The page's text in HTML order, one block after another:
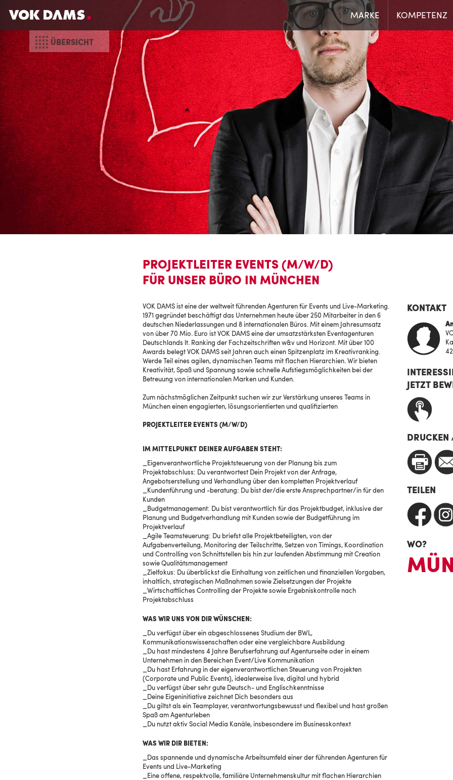
MARKE KOMPETENZ
ÜBERSICHT
PROJEKTLEITER EVENTS (M/W/D)
FÜR UNSER BÜRO IN MÜNCHEN
VOK DAMS ist eine der weltweit führenden Agenturen für Events und Live-Marketing.
1971 gegründet beschäftigt das Unternehmen heute über 250 Mitarbeiter in den 6
deutschen Niederlassungen und 8 internationalen Büros. Mit einem Jahresumsatz
von über 70 Mio. Euro ist VOK DAMS eine der umsatzstärksten Eventagenturen
Deutschlands lt. Ranking der Fachzeitschriften w&v und Horizont. Mit über 100
Awards belegt VOK DAMS seit Jahren auch einen Spitzenplatz im Kreativranking.
Werde Teil eines agilen, dynamischen Teams mit flachen Hierarchien. Wir bieten
Kreativität, Spaß und Spannung sowie schnelle Aufstiegsmöglichkeiten bei der
Betreuung von internationalen Marken und Kunden.
Zum nächstmöglichen Zeitpunkt suchen wir zur Verstärkung unseres Teams in
München einen engagierten, lösungsorientierten und qualifizierten
PROJEKTLEITER EVENTS (M/W/D)
IM MITTELPUNKT DEINER AUFGABEN STEHT:
Eigenverantwortliche Projektsteuerung von der Planung bis zum
Projektabschluss: Du verantwortest Dein Projekt von der Anfrage,
Angebotserstellung und Verhandlung über den kompletten Projektverlauf
Kundenführung und -beratung: Du bist der/die erste Ansprechpartner/in für den
Kunden
Budgetmanagement: Du bist verantwortlich für das Projektbudget, inklusive der
Planung und Budgetverhandlung mit Kunden sowie der Budgetführung im
Projektverlauf
Agile Teamsteuerung: Du briefst alle Projektbeteiligten, von der
Aufgabenverteilung, Monitoring der Teilschritte, Setzen von Timings, Koordination
und Controlling von Schnittstellen bis hin zur laufenden Abstimmung mit Creation
sowie Qualitätsmanagement
Zielfokus: Du überblickst die Einhaltung von zeitlichen und finanziellen Vorgaben,
inhaltlich, strategischen Maßnahmen sowie Zielsetzungen der Projekte
Wirtschaftliches Controlling der Projekte sowie Ergebniskontrolle nach
Projektabschluss
WAS WIR UNS VON DIR WÜNSCHEN:
_Du verfügst über ein abgeschlossenes Studium der BWL,
Kommunikationswissenschaften oder eine vergleichbare Ausbildung
_Du hast mindestens 4 Jahre Berufserfahrung auf Agenturseite oder in einem
Unternehmen in den Bereichen Event/Live Kommunikation
_Du hast Erfahrung in der eigenverantwortlichen Steuerung von Projekten
(Corporate und Public Events), idealerweise live, digital und hybrid
_Du verfügst über sehr gute Deutsch- und Englischkenntnisse
_Deine Eigeninitiative zeichnet Dich besonders aus
_Du giltst als ein Teamplayer, verantwortungsbewusst und flexibel und hast großen
Spaß am Agenturleben
Du nutzt aktiv Social Media Kanäle, insbesondere im Businesskontext
WAS WIR DIR BIETEN:
Das spannende und dynamische Arbeitsumfeld einer der führenden Agenturen für
Events und Live-Marketing
Eine offene, respektvolle, familiäre Unternehmenskultur mit flachen Hierarchien
KONTAKT
JETZT
DRUCKEN
TEILEN
WO?